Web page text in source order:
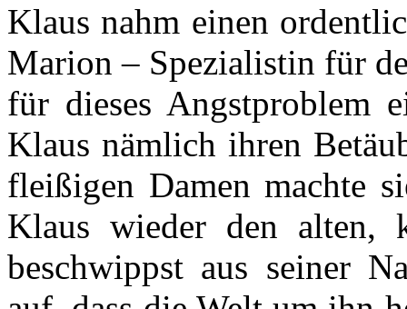
Klaus nahm einen
Marion – Spezialistin für
für dieses Angstproblem
Klaus nämlich ihren
fleißigen Damen machte
Klaus wieder den alten,
beschwippst aus seiner